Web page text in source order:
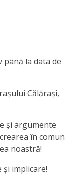
până la data de
Călărași,
și argumente
în comun
noastră!
implicare!